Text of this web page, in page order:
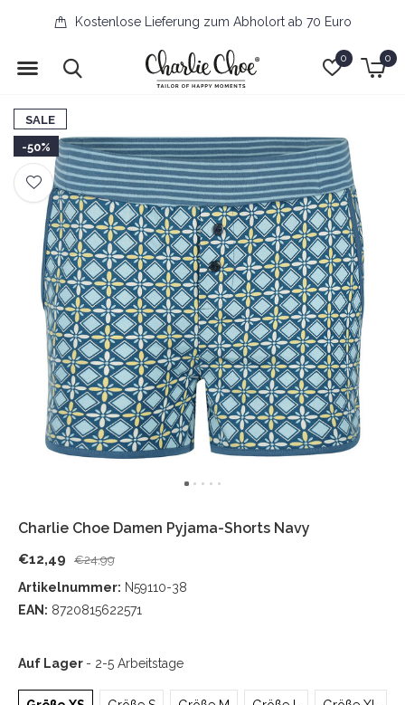
0 0
Kostenlose Lieferung zum Abholort ab 70 Euro
SALE
-50%
Charlie Choe Damen Pyjama-Shorts Navy
€12,49 €24,99
Artikelnummer: N59110-38
EAN: 8720815622571
Auf Lager - 2-5 Arbeitstage